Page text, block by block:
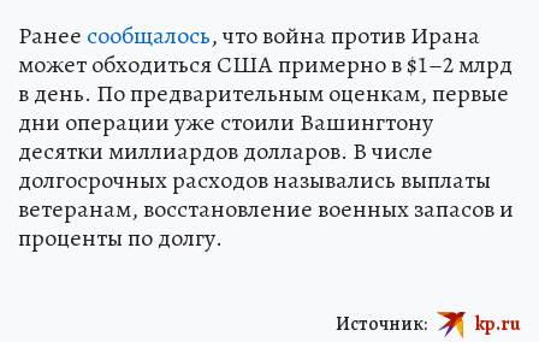
Ранее сообщалось, что война против Ирана
может обходиться США примерно в $1–2 млрд
в день. По предварительным оценкам, первые
дни операции уже стоили Вашингтону
десятки миллиардов долларов. В числе
долгосрочных расходов назывались выплаты
ветеранам, восстановление военных запасов и
проценты по долгу.
Источник: kp.ru